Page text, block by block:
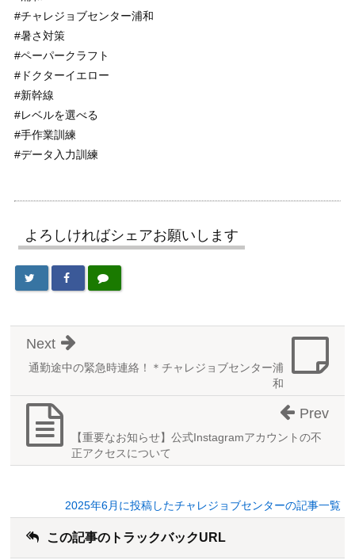
#チャレジョブセンター浦和
#暑さ対策
#ペーパークラフト
#ドクターイエロー
#新幹線
#レベルを選べる
#手作業訓練
#データ入力訓練
よろしければシェアお願いします
通勤途中の緊急時連絡！＊チャレジョブセンター浦
和
Next
【重要なお知らせ】公式Instagramアカウントの不
正アクセスについて
Prev
2025年6月に投稿したチャレジョブセンターの記事一覧
この記事のトラックバックURL